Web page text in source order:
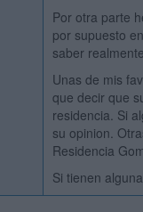
Por otra parte
por supuesto
saber
Unas de mis
que decir que
residencia. Si
su opinion.
Residencia
Si tienen